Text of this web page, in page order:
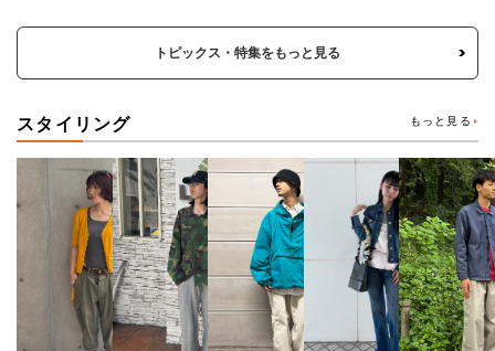
トピックス・特集をもっと見る
スタイリング もっと見る